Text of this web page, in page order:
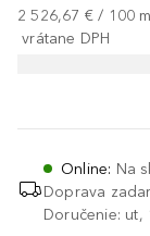
2 526,67 € / 100 ml
vrátane DPH
Online: Na
Doprava
Doručenie: ut,